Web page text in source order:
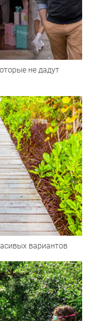
не дадут
вариантов